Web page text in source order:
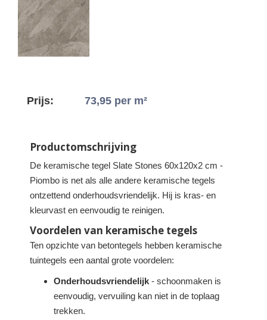
Prijs: 73,95 per m²
Productomschrijving
De keramische tegel Slate Stones 60x120x2 cm -
Piombo is net als alle andere keramische tegels
ontzettend onderhoudsvriendelijk. Hij is kras- en
kleurvast en eenvoudig te reinigen.
Voordelen van keramische tegels
Ten opzichte van betontegels hebben keramische
tuintegels een aantal grote voordelen:
Onderhoudsvriendelijk - schoonmaken is
eenvoudig, vervuiling kan niet in de toplaag
trekken.